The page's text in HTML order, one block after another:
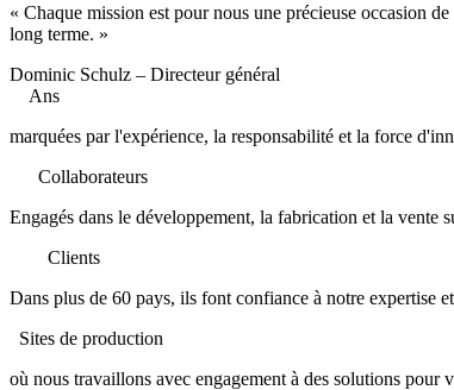
« Chaque mission est pour nous une précieuse occasion
long terme. »
Dominic Schulz – Directeur général
Ans
marquées par l'expérience, la responsabilité et la force
Collaborateurs
Engagés dans le développement, la fabrication et la vente
Clients
Dans plus de 60 pays, ils font confiance à notre expertise
Sites de production
où nous travaillons avec engagement à des solutions pour